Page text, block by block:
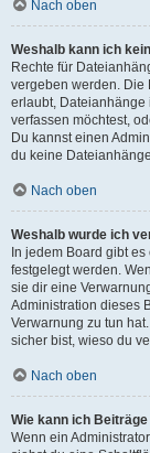
Nach oben
Weshalb kann ich
Rechte für
vergeben werden. Die
erlaubt, Dateianhänge
verfassen möchtest,
Du kannst einen
du keine
Nach oben
Weshalb wurde ich
In jedem Board gibt
festgelegt werden.
sie dir eine
Administration dieses
Verwarnung zu tun
sicher bist, wieso du
Nach oben
Wie kann ich
Wenn ein